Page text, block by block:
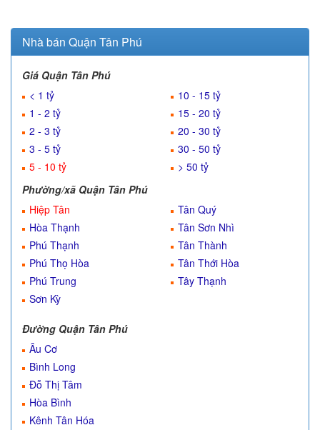
Nhà bán Quận Tân Phú
Giá Quận Tân Phú
< 1 tỷ
1 - 2 tỷ
2 - 3 tỷ
3 - 5 tỷ
5 - 10 tỷ
10 - 15 tỷ
15 - 20 tỷ
20 - 30 tỷ
30 - 50 tỷ
> 50 tỷ
Phường/xã Quận Tân Phú
Hiệp Tân
Hòa Thạnh
Phú Thạnh
Phú Thọ Hòa
Phú Trung
Sơn Kỳ
Tân Quý
Tân Sơn Nhì
Tân Thành
Tân Thới Hòa
Tây Thạnh
Đường Quận Tân Phú
Âu Cơ
Bình Long
Đỗ Thị Tâm
Hòa Bình
Kênh Tân Hóa